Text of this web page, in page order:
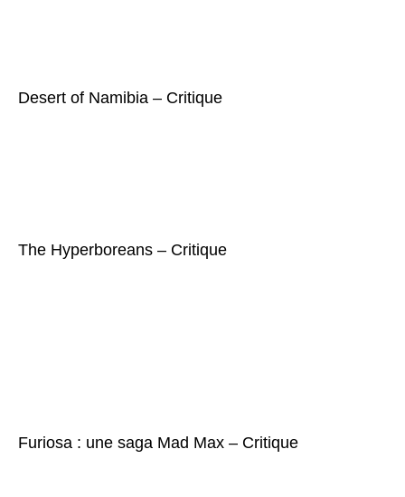
Desert of Namibia – Critique
The Hyperboreans – Critique
Furiosa : une saga Mad Max – Critique